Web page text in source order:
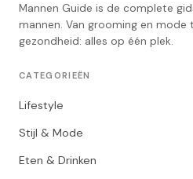
Mannen Guide is de complete
mannen. Van grooming en
gezondheid: alles op één plek.
CATEGORIEËN
Lifestyle
Stijl & Mode
Eten & Drinken